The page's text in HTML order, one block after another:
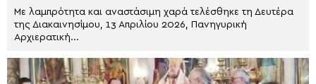
Με λαμπρότητα και αναστάσιμη χαρά τελέσθηκε τη Δευτέρα
της Διακαινησίμου, 13 Απριλίου 2026, Πανηγυρική
Αρχιερατική...